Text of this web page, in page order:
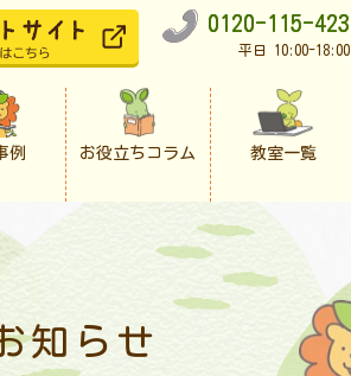
0120-115-423
平日 10:00-18:00
例 お役立ちコラム 教室一覧
知らせ